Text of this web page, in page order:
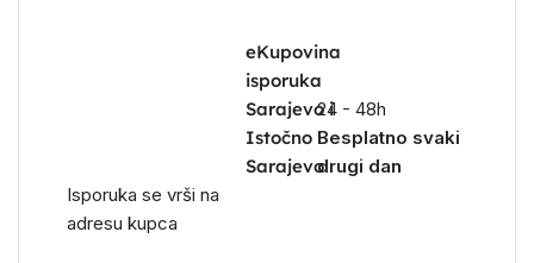
eKupovina
isporuka
Sarajevo i
Istočno
Sarajevo
Isporuka se vrši na
adresu kupca
24 - 48h
Besplatno svaki
drugi dan